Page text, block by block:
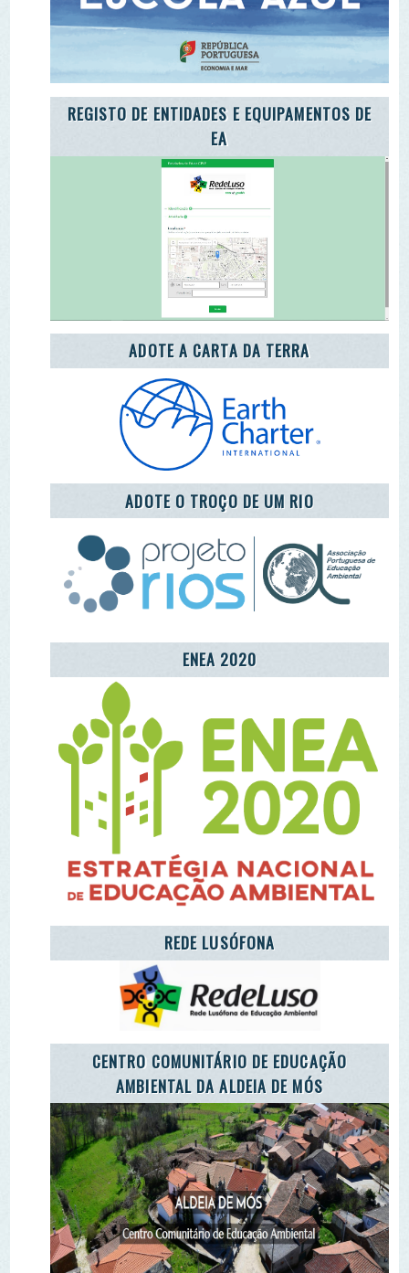
ADOTE A CARTA DA TERRA
ADOTE O TROÇO DE UM RIO
ENEA 2020
CENTRO COMUNITÁRIO DE EDUCAÇÃO
AMBIENTAL DA ALDEIA DE MÓS
CARETAKERS